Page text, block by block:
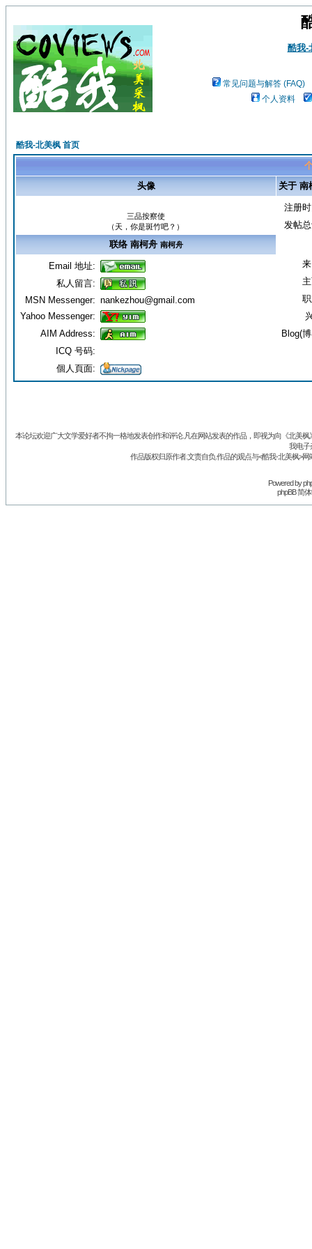
酷我-
常见问题与解答 (FAQ)
个人资料
酷我-北美枫 首页
头像
关于 南
三品按察使
（天，你是斑竹吧？）
注册
发帖
Blog(
联络 南柯舟 南柯舟
Email 地址:
私人留言:
MSN Messenger: nankezhou@gmail.com
Yahoo Messenger:
AIM Address:
ICQ 号码:
個人頁面:
本论坛欢迎广大文学爱好者不拘一格地发表创作和评论.凡在网站发表的作品，即视为向《北美
我电子
作品版权归原作者.文责自负.作品的观点与<酷我-北美枫>
Powered by
phpBB 简